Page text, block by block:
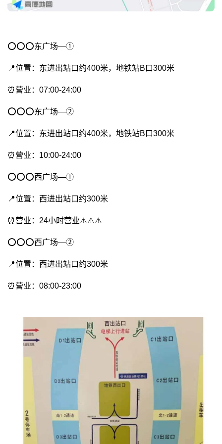
⭕️⭕️⭕️东广场—①
📍位置：东进出站口约400米，地铁站B口300米
⏰营业：07:00-24:00
⭕️⭕️⭕️东广场—②
📍位置：东进出站口约400米，地铁站B口300米
⏰营业：10:00-24:00
⭕️⭕️⭕️西广场—①
📍位置：西进出站口约300米
⏰营业：24小时营业⚠️⚠️⚠️
⭕️⭕️⭕️西广场—②
📍位置：西进出站口约300米
⏰营业：08:00-23:00